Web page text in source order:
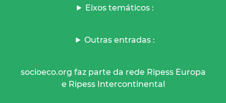
Eixos temáticos :
Outras entradas :
socioeco.org faz parte da rede Ripess Europa
e Ripess Intercontinental